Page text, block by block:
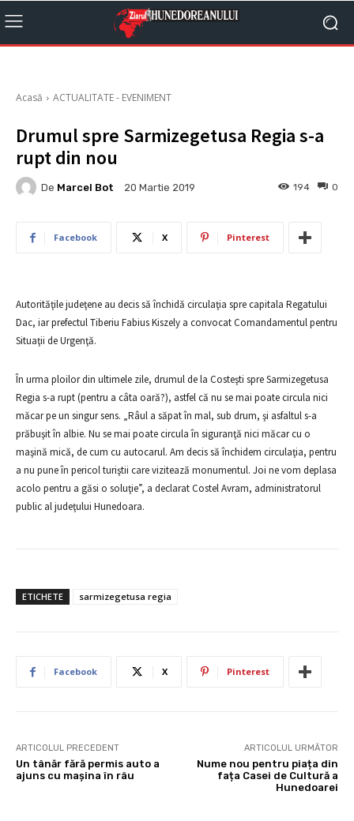
Acasă ACTUALITATE - EVENIMENT
Drumul spre Sarmizegetusa Regia s-a
rupt din nou
De Marcel Bot 20 Martie 2019 0
194
Facebook X Pinterest
Autorităţile judeţene au decis să închidă circulaţia spre capitala Regatului
Dac, iar prefectul Tiberiu Fabius Kiszely a convocat Comandamentul pentru
Situaţii de Urgenţă.
În urma ploilor din ultimele zile, drumul de la Costeşti spre Sarmizegetusa
Regia s-a rupt (pentru a câta oară?), astfel că nu se mai poate circula nici
măcar pe un singur sens. „Râul a săpat în mal, sub drum, şi asfaltul s-a
prăbuşit în albie. Nu se mai poate circula în siguranţă nici măcar cu o
maşină mică, de cum cu autocarul. Am decis să închidem circulaţia, pentru
a nu pune în pericol turiştii care vizitează monumentul. Joi ne vom deplasa
acolo pentru a găsi o soluţie”, a declarat Costel Avram, administratorul
public al judeţului Hunedoara.
ETICHETE sarmizegetusa regia
Facebook X Pinterest
ARTICOLUL PRECEDENT
Un tânăr fără permis auto a
ajuns cu mașina în râu
ARTICOLUL URMĂTOR
Nume nou pentru piața din
fața Casei de Cultură a
Hunedoarei